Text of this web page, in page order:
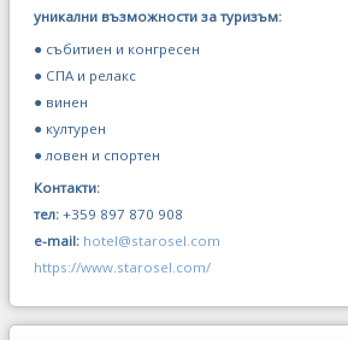
уникални възможности за туризъм:
● събитиен и конгресен
● СПА и релакс
● винен
● културен
● ловен и спортен
Контакти:
тел: +359 897 870 908
e-mail: hotel@starosel.com
https://www.starosel.com/